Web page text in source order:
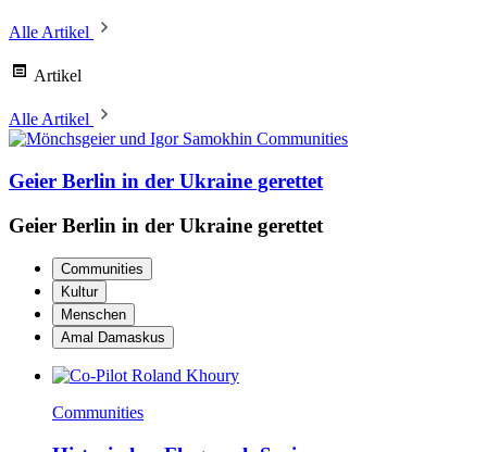
Alle Artikel
Artikel
Alle Artikel
Communities
Geier Berlin in der Ukraine gerettet
Geier Berlin in der Ukraine gerettet
Communities
Kultur
Menschen
Amal Damaskus
Communities